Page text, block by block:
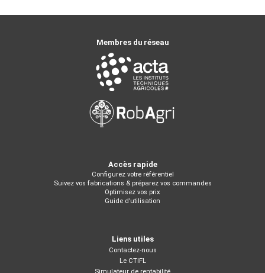
Membres du réseau
Accès rapide
Configurez votre référentiel
Suivez vos fabrications & préparez vos commandes
Optimisez vos prix
Guide d’utilisation
Liens utiles
Contactez-nous
Le CTIFL